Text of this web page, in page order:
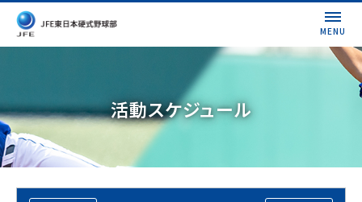
MENU
活動スケジュール